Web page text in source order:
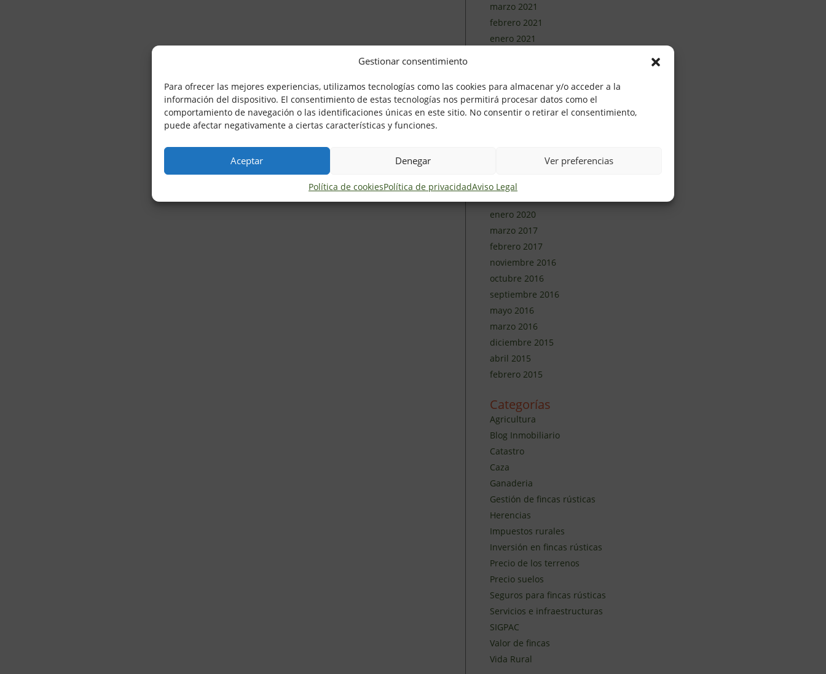
Gestionar consentimiento
Para ofrecer las mejores experiencias, utilizamos tecnologías como las cookies para almacenar y/o acceder a la
información del dispositivo. El consentimiento de estas tecnologías nos permitirá procesar datos como el
comportamiento de navegación o las identificaciones únicas en este sitio. No consentir o retirar el consentimiento,
puede afectar negativamente a ciertas características y funciones.
Aceptar Denegar Ver preferencias
Política de cookiesPolítica de privacidadAviso Legal
marzo 2021
febrero 2021
enero 2021
octubre 2020
septiembre 2020
agosto 2020
marzo 2020
enero 2020
marzo 2017
febrero 2017
noviembre 2016
octubre 2016
septiembre 2016
mayo 2016
marzo 2016
diciembre 2015
abril 2015
febrero 2015
Categorías
Agricultura
Blog Inmobiliario
Catastro
Caza
Ganaderia
Gestión de fincas rústicas
Herencias
Impuestos rurales
Inversión en fincas rústicas
Precio de los terrenos
Precio suelos
Seguros para fincas rústicas
Servicios e infraestructuras
SIGPAC
Valor de fincas
Vida Rural